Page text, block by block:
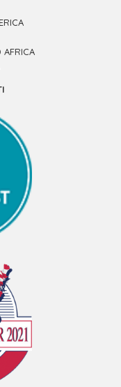
AFRICA